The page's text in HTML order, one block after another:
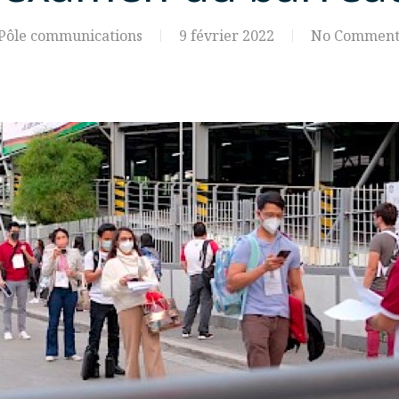
communications 9 février 2022 No